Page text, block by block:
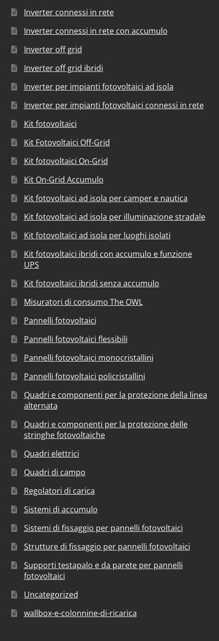
Inverter connessi in rete
Inverter connessi in rete con accumulo
Inverter off grid
Inverter off grid ibridi
Inverter per impianti fotovoltaici ad isola
Inverter per impianti fotovoltaici connessi in rete
Kit fotovoltaici
Kit Fotovoltaici Off-Grid
Kit fotovoltaici On-Grid
Kit On-Grid Accumulo
Kit fotovoltaici ad isola per camper e nautica
Kit fotovoltaici ad isola per illuminazione stradale
Kit fotovoltaici ad isola per luoghi isolati
Kit fotovoltaici ibridi con accumulo e funzione
UPS
Kit fotovoltaici ibridi senza accumulo
Misuratori di consumo The OWL
Pannelli fotovoltaici
Pannelli fotovoltaici flessibili
Pannelli fotovoltaici monocristallini
Pannelli fotovoltaici policristallini
Quadri e componenti per la protezione della linea
alternata
Quadri e componenti per la protezione delle
stringhe fotovoltaiche
Quadri elettrici
Quadri di campo
Regolatori di carica
Sistemi di accumulo
Sistemi di fissaggio per pannelli fotovoltaici
Strutture di fissaggio per pannelli fotovoltaici
Supporti testapalo e da parete per pannelli
fotovoltaici
Uncategorized
wallbox-e-colonnine-di-ricarica